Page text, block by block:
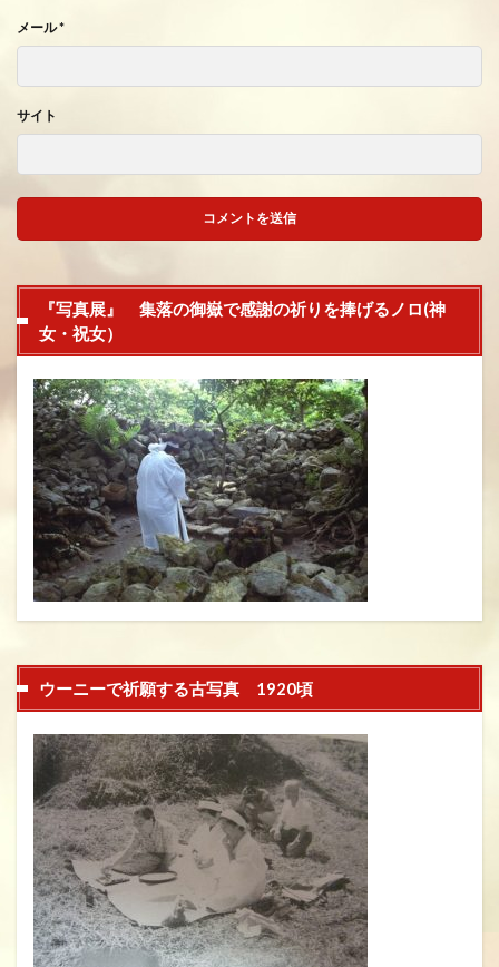
メール*
サイト
『写真展』 集落の御嶽で感謝の祈りを捧げるノロ(神
女・祝女）
ウーニーで祈願する古写真 1920頃